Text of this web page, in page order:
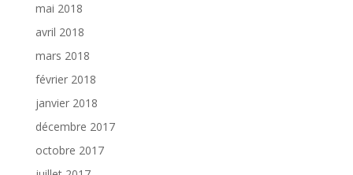
mai 2018
avril 2018
mars 2018
février 2018
janvier 2018
décembre 2017
octobre 2017